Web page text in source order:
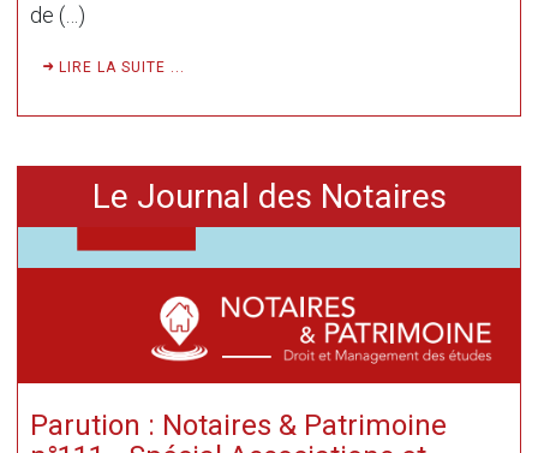
de (…)
LIRE LA SUITE ...
Le Journal des Notaires
Parution : Notaires & Patrimoine